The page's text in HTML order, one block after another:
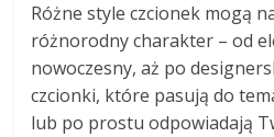
Różne style czcionek mogą
różnorodny charakter – od
nowoczesny, aż po
czcionki, które pasują do
lub po prostu odpowiadają